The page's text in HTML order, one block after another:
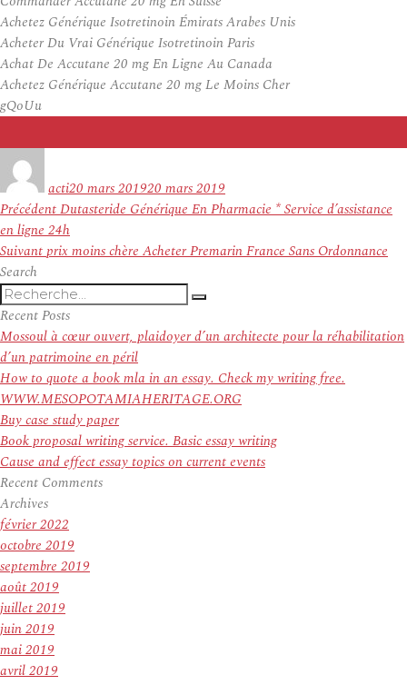
Achetez Générique Isotretinoin Émirats Arabes Unis
Acheter Du Vrai Générique Isotretinoin Paris
Achat De Accutane 20 mg En Ligne Au Canada
Achetez Générique Accutane 20 mg Le Moins Cher
gQoUu
actile
20 mars 201920 mars 2019
Navigation
de
l’article
PrécédentArticle
précédent :
Dutasteride Générique En Pharmacie * Service d’assistance
en ligne 24h
SuivantArticle
prix moins chère Acheter Premarin France Sans Ordonnance
Search
Recherche
pour
:
Recherche
Recent Posts
Mossoul à cœur ouvert, plaidoyer d’un architecte pour la réhabilitation
d’un patrimoine en péril
How to quote a book mla in an essay. Check my writing free.
WWW.MESOPOTAMIAHERITAGE.ORG
Buy case study paper
Book proposal writing service. Basic essay writing
Cause and effect essay topics on current events
Recent Comments
Archives
février 2022
octobre 2019
septembre 2019
août 2019
juillet 2019
juin 2019
mai 2019
avril 2019